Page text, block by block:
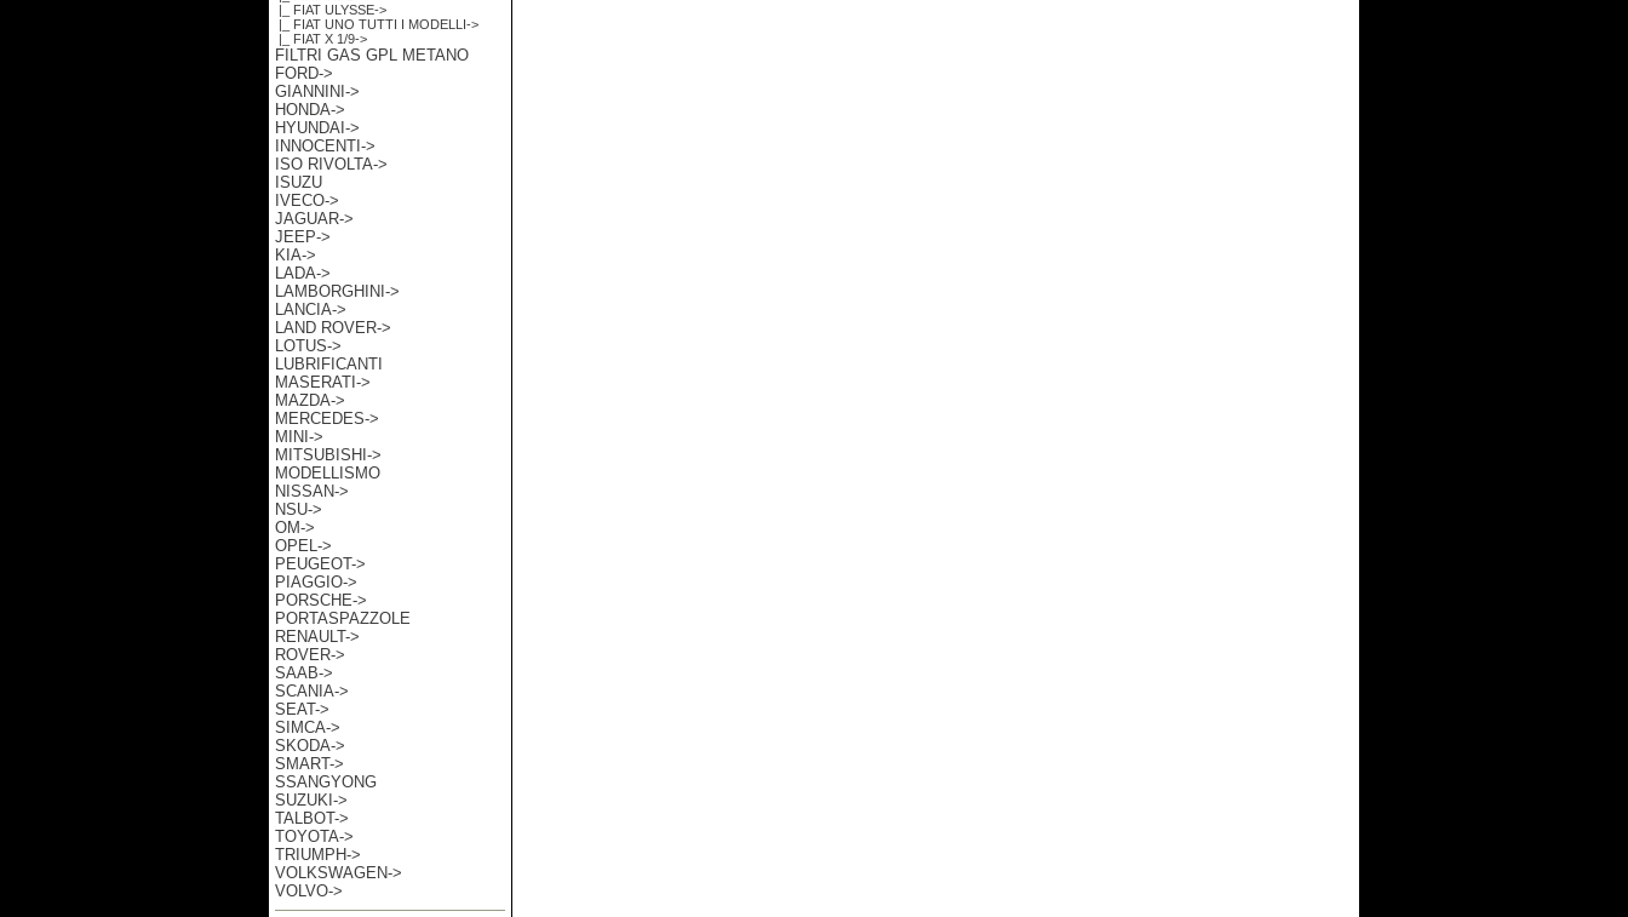
|_ FIAT ULYSSE->
|_ FIAT UNO TUTTI I MODELLI->
|_ FIAT X 1/9->
FILTRI GAS GPL METANO
FORD->
GIANNINI->
HONDA->
HYUNDAI->
INNOCENTI->
ISO RIVOLTA->
ISUZU
IVECO->
JAGUAR->
JEEP->
KIA->
LADA->
LAMBORGHINI->
LANCIA->
LAND ROVER->
LOTUS->
LUBRIFICANTI
MASERATI->
MAZDA->
MERCEDES->
MINI->
MITSUBISHI->
MODELLISMO
NISSAN->
NSU->
OM->
OPEL->
PEUGEOT->
PIAGGIO->
PORSCHE->
PORTASPAZZOLE
RENAULT->
ROVER->
SAAB->
SCANIA->
SEAT->
SIMCA->
SKODA->
SMART->
SSANGYONG
SUZUKI->
TALBOT->
TOYOTA->
TRIUMPH->
VOLKSWAGEN->
VOLVO->